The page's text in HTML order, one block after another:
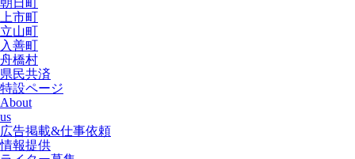
朝日町
上市町
立山町
入善町
舟橋村
県民共済
特設ページ
About
us
広告掲載&仕事依頼
情報提供